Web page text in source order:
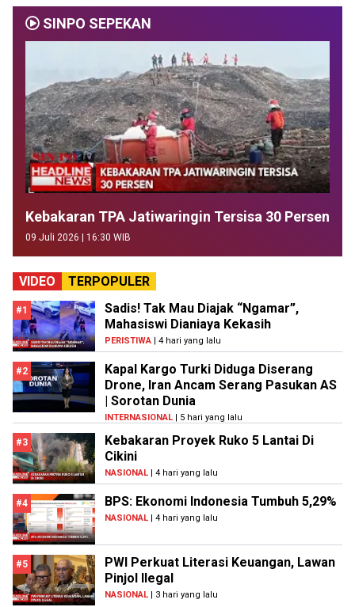
SINPO SEPEKAN
Kebakaran TPA Jatiwaringin Tersisa 30 Persen
09 Juli 2026 | 16:30 WIB
VIDEO TERPOPULER
#1
Sadis! Tak Mau Diajak “Ngamar”,
Mahasiswi Dianiaya Kekasih
PERISTIWA | 4 hari yang lalu
#2
Kapal Kargo Turki Diduga Diserang
Drone, Iran Ancam Serang Pasukan AS
| Sorotan Dunia
INTERNASIONAL | 5 hari yang lalu
#3
Kebakaran Proyek Ruko 5 Lantai Di
Cikini
NASIONAL | 4 hari yang lalu
#4 BPS: Ekonomi Indonesia Tumbuh 5,29%
NASIONAL | 4 hari yang lalu
#5
PWI Perkuat Literasi Keuangan, Lawan
Pinjol Ilegal
NASIONAL | 3 hari yang lalu